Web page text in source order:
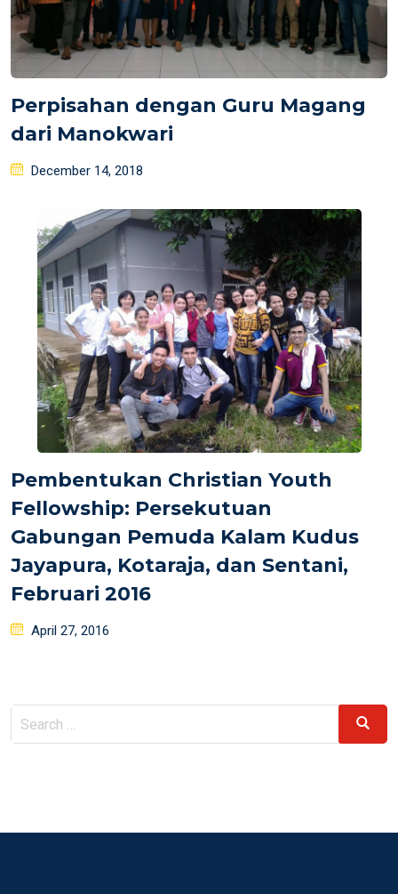
Perpisahan dengan Guru Magang
dari Manokwari
Posted
December 14, 2018
Pembentukan Christian Youth
Fellowship: Persekutuan
Gabungan Pemuda Kalam Kudus
Jayapura, Kotaraja, dan Sentani,
Februari 2016
Posted
April 27, 2016
Search
for:
Search